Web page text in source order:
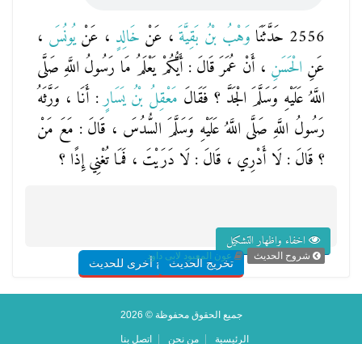
2556 حَدَّثَنَا وَهْبُ بْنُ بَقِيَّةَ ، عَنْ خَالِدٍ ، عَنْيُونُسَ ،
عَنِ الْحَسَنِ ، أَنْ عُمَرَ قَالَ : أَيُّكُمْ يَعْلَمُ مَا رَسُولُ اللَّهِ صَلَّى
اللَّهُ عَلَيْهِ وَسَلَّمَ الْجَدَّ ؟ فَقَالَ مَعْقِلُ بْنُ يَسَارٍ: أَنَا ، وَرَّثَهُ
رَسُولُ اللَّهِ صَلَّى اللَّهُ عَلَيْهِ وَسَلَّمَ السُّدُسَ ، قَالَ : مَعَ مَنْ
؟ قَالَ : لَا أَدْرِي ، قَالَ : لَا دَرَيْتَ ، فَمَا تُغْنِي إِذًا ؟
اخفاء واظهار التشكيل
تخريج الحديثشروح أخرى للحديث
شروح الحديث عون المعبود لابى داود
جميع الحقوق محفوظة © 2026
الرئيسية من نحن اتصل بنا